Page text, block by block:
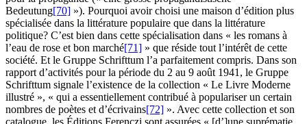
Bedeutung[70] »). Pourquoi avoir choisi une maison d’édition plus
spécialisée dans la littérature populaire que dans la littérature
politique? C’est bien dans cette spécialisation dans « les romans à
l’eau de rose et bon marché[71] » que réside tout l’intérêt de cette
société. Et le Gruppe Schrifttum l’a parfaitement compris. Dans son
rapport d’activités pour la période du 2 au 9 août 1941, le Gruppe
Schrifttum signale l’existence de la collection « Le Livre Moderne
illustré », « qui a essentiellement contribué à populariser un certain
nombres de poètes et d’écrivains[72] ». Avec cette collection et son
catalogue, les Éditions Ferenczi sont assurées « [d’]une suprématie